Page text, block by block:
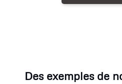
Des exemples de